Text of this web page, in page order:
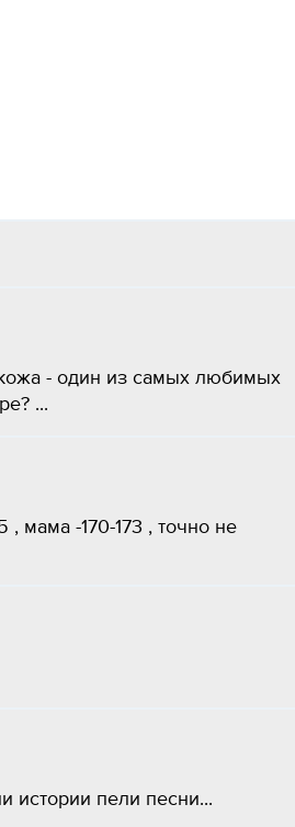
- один из самых любимых
​...
, мама -170-173 , точно не
истории пели песни​...